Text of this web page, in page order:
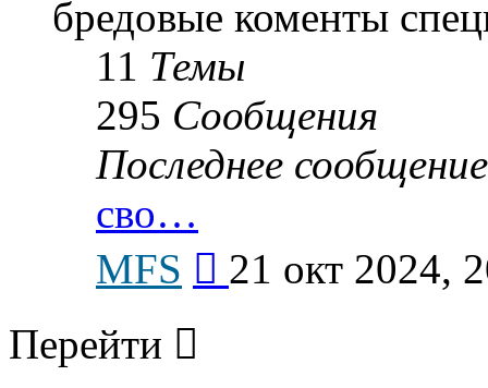
бредовые коменты
11 Темы
295 Сообщения
Последнее сообщение
сво…
MFS
последнему
21 окт 2024,
Перейти